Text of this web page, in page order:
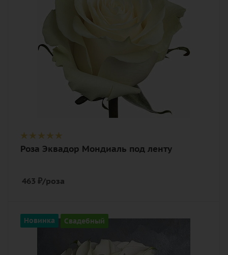
Роза Эквадор Мондиаль под ленту
463 ₽/роза
Новинка Свадебный
Количество
15